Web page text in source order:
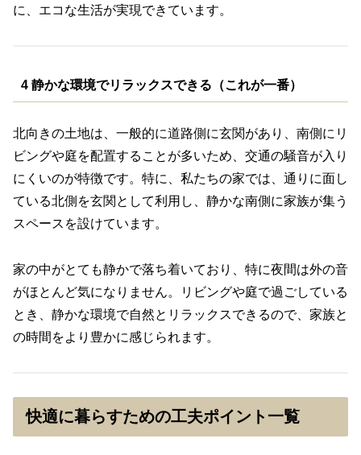
に、エコな生活が実現できています。
4 静かな環境でリラックスできる（これが一番）
北向きの土地は、一般的に道路側に玄関があり、南側にリ
ビングや庭を配置することが多いため、交通の騒音が入り
にくいのが特徴です。特に、私たちの家では、通りに面し
ている北側を玄関として利用し、静かな南側に家族が集う
スペースを設けています。
家の中がとても静かで落ち着いており、特に夜間は外の音
がほとんど気になりません。リビングや庭で過ごしている
とき、静かな環境で自然とリラックスできるので、家族と
の時間をより豊かに感じられます。
快適に暮らすための工夫ポイント一覧